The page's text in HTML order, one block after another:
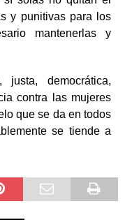
y punitivas para los
mantenerlas y
justa, democrática,
contra las mujeres
que se da en todos
se tiende a